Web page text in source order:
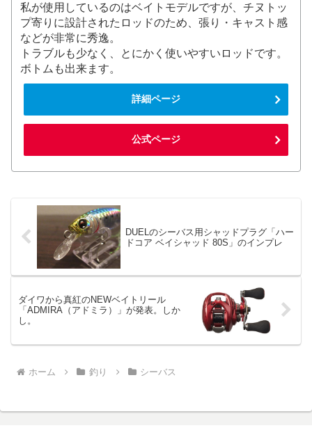
私が使用しているのはベイトモデルですが、チヌトッ
プ寄りに設計されたロッドのため、張り・キャスト感
などが非常に秀逸。
トラブルも少なく、とにかく使いやすいロッドです。
ボトムも出来ます。
詳細ページ
公式ページ
DUELのシーバス用シャッドプラグ「ハー
ドコア ベイシャッド 80S」のインプレ
ダイワから真紅のNEWベイトリール
「ADMIRA（アドミラ）」が発表。しか
し。
ホーム 釣り シーバス